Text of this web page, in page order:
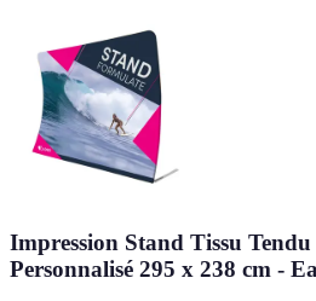
Impression Stand Tissu
Personnalisé 295 x 238 cm -